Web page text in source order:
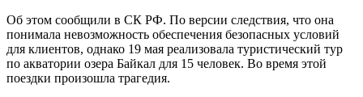
Об этом сообщили в СК РФ. По версии следствия, что она
понимала невозможность обеспечения безопасных условий
для клиентов, однако 19 мая реализовала туристический тур
по акватории озера Байкал для 15 человек. Во время этой
поездки произошла трагедия.